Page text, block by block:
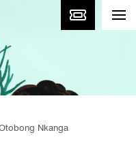
Nkanga